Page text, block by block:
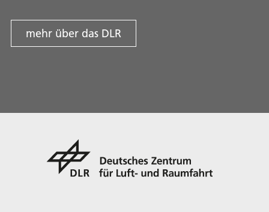
mehr über das DLR